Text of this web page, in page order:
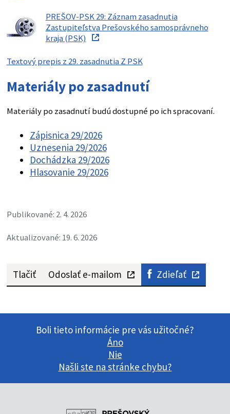
PREŠOV-PSK 29: Záznam zasadnutia
Zastupiteľstva Prešovského samosprávneho
kraja (PSK)
Textový prepis z 29. zasadnutia Z PSK
Materiály po zasadnutí
Materiály po zasadnutí budú dostupné po ich spracovaní.
Zápisnica 29/2026
Uznesenia 29/2026
Dochádzka 29/2026
Hlasovanie 29/2026
Publikované: 2. 4. 2026
Aktualizované: 19. 6. 2026
Tlačiť Odoslať e-mailom Zdieľať
Boli tieto informácie pre vás užitočné?
Áno
Nie
Našli ste na stránke chybu?